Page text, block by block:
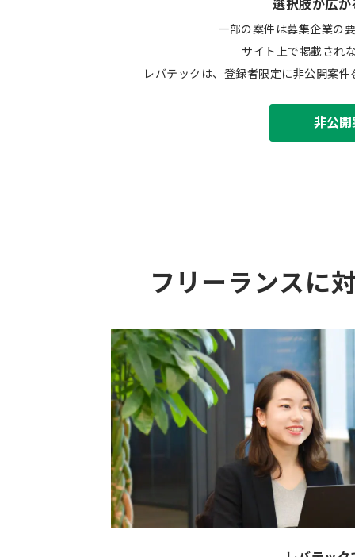
選択肢が広が
一部の案件は募集企業の
サイト上で掲載され
レバテックは、登録者限定に非公開案
非公
フリーランスに